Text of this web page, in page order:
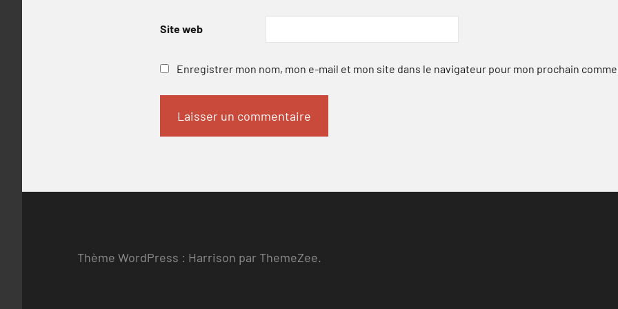
Site web
Enregistrer mon nom, mon e-mail et mon site dans le navigateur pour mon prochain
Thème WordPress : Harrison par ThemeZee.